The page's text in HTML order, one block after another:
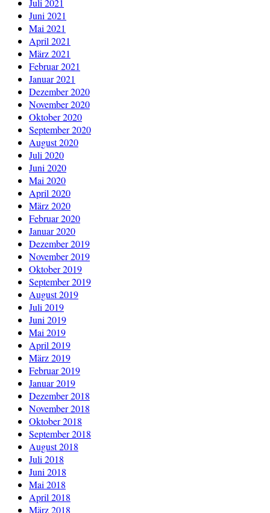
Juli 2021
Juni 2021
Mai 2021
April 2021
März 2021
Februar 2021
Januar 2021
Dezember 2020
November 2020
Oktober 2020
September 2020
August 2020
Juli 2020
Juni 2020
Mai 2020
April 2020
März 2020
Februar 2020
Januar 2020
Dezember 2019
November 2019
Oktober 2019
September 2019
August 2019
Juli 2019
Juni 2019
Mai 2019
April 2019
März 2019
Februar 2019
Januar 2019
Dezember 2018
November 2018
Oktober 2018
September 2018
August 2018
Juli 2018
Juni 2018
Mai 2018
April 2018
März 2018